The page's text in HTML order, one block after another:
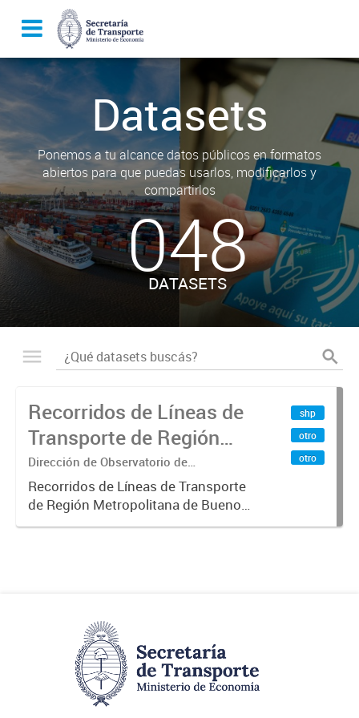
Datasets
Ponemos a tu alcance datos públicos en formatos
abiertos para que puedas usarlos, modificarlos y
compartirlos
048
DATASETS
Recorridos de Líneas de
Transporte de Región
Metropolitana de
Buenos Aires (RMBA)
Dirección de Observatorio de
Transporte, Estudio y Sistemas
Recorridos de Líneas de Transporte
de Región Metropolitana de Buenos
Aires (RMBA).-
shp
otro
otro